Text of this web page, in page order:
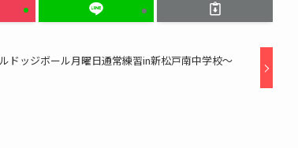
ドッジボール月曜日通常練習in新松戸南中学校〜